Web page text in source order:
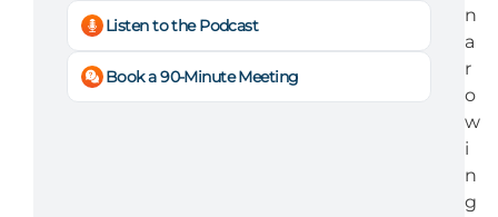
Listen to the Podcast
Book a 90-Minute Meeting
n
a
r
o
w
i
n
g